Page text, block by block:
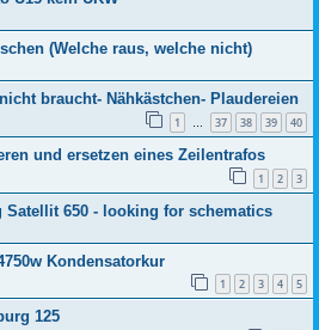
(Welche raus, welche nicht)
braucht- Nähkästchen- Plaudereien
1 … 37 38 39 40
und ersetzen eines Zeilentrafos
1 2 3
Satellit 650 - looking for schematics
Kondensatorkur
1 2 3 4 5
125